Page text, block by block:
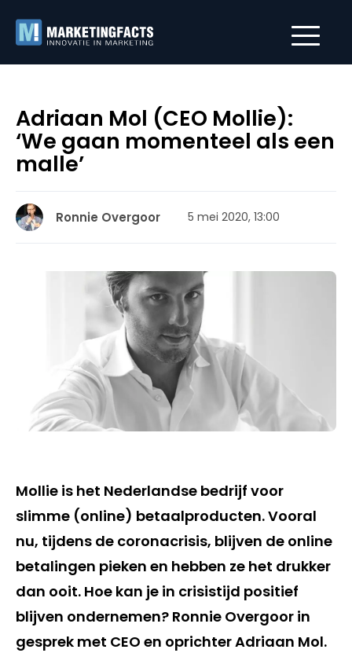
Adriaan Mol (CEO Mollie):
‘We gaan momenteel als een
malle’
Ronnie Overgoor 5 mei 2020, 13:00
Mollie is het Nederlandse bedrijf voor
slimme (online) betaalproducten. Vooral
nu, tijdens de coronacrisis, blijven de online
betalingen pieken en hebben ze het drukker
dan ooit. Hoe kan je in crisistijd positief
blijven ondernemen? Ronnie Overgoor in
gesprek met CEO en oprichter Adriaan Mol.